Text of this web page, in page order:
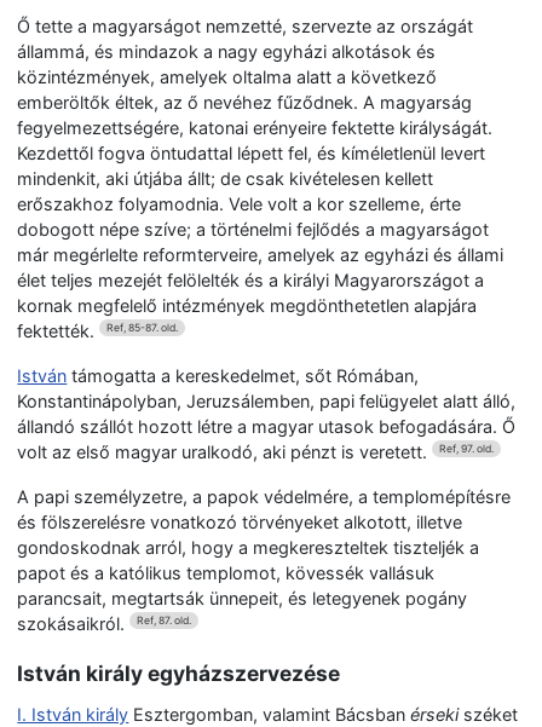
Ő tette a magyarságot nemzetté, szervezte az országát
állammá, és mindazok a nagy egyházi alkotások és
közintézmények, amelyek oltalma alatt a következő
emberöltők éltek, az ő nevéhez fűződnek. A magyarság
fegyelmezettségére, katonai erényeire fektette királyságát.
Kezdettől fogva öntudattal lépett fel, és kíméletlenül levert
mindenkit, aki útjába állt; de csak kivételesen kellett
erőszakhoz folyamodnia. Vele volt a kor szelleme, érte
dobogott népe szíve; a történelmi fejlődés a magyarságot
már megérlelte reformterveire, amelyek az egyházi és állami
élet teljes mezejét felölelték és a királyi Magyarországot a
kornak megfelelő intézmények megdönthetetlen alapjára
fektették. Ref, 85-87. old.
István támogatta a kereskedelmet, sőt Rómában,
Konstantinápolyban, Jeruzsálemben, papi felügyelet alatt álló,
állandó szállót hozott létre a magyar utasok befogadására. Ő
volt az első magyar uralkodó, aki pénzt is veretett. Ref, 97. old.
A papi személyzetre, a papok védelmére, a templomépítésre
és fölszerelésre vonatkozó törvényeket alkotott, illetve
gondoskodnak arról, hogy a megkereszteltek tiszteljék a
papot és a katólikus templomot, kövessék vallásuk
parancsait, megtartsák ünnepeit, és letegyenek pogány
szokásaikról. Ref, 87. old.
István király egyházszervezése
I. István király Esztergomban, valamint Bácsbanérseki széket